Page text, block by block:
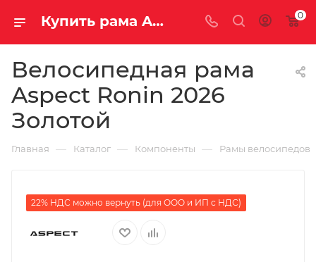
Купить рама Aspect Ronin 2026 Золотой на колеса за 26600.00000000 руб. вес грамм в Саратове и Энгельсе 0
Велосипедная рама
Aspect Ronin 2026
Золотой
Главная — Каталог — Компоненты — Рамы велосипедов
22% НДС можно вернуть (для ООО и ИП с НДС)